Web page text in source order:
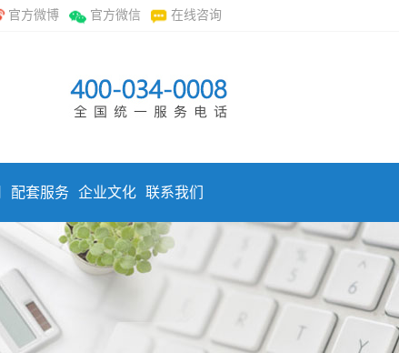
官方微博 官方微信 在线咨询
配套服务 企业文化 联系我们